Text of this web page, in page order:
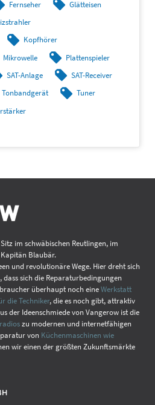
Fernseher
Glätteisen
Kopfhörer
Mikrowelle
Plattenspieler
SAT-Anlage
SAT-Receiver
Tonbandgerät
Tuner
im schwäbischen Reutlingen, im
Blaubär.
und revolutionäre Wege. Hier dreht sich
sich die Reparaturbedingungen
überhaupt noch eineWerkstatt
die Techniker, die es noch gibt, attraktiv
der Ideenschmiede von Vangerow ist die
zu modernen und internetfähigen
von Küchenmaschinen wie
wir einen der größten Zukunftsmärkte